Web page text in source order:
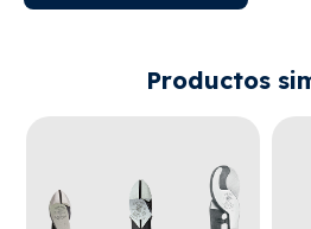
Productos